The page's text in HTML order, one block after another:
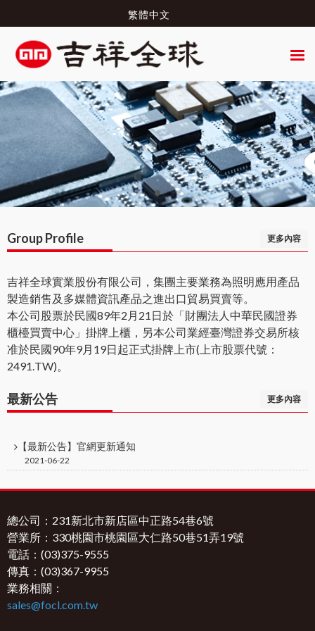
繁體中文
Group Profile 更多內容
吉祥全球實業股份有限公司，集團主要業務為照明應用產品
製造銷售及多媒體資訊產品之進出口貿易買賣等。
本公司股票於民國89年2月21日於「財團法人中華民國證券
櫃檯買賣中心」掛牌上櫃，另本公司業經臺灣證券交易所核
准於民國90年9月19日起正式掛牌上市(上市股票代號：
2491.TW)。
最新公告 更多內容
【最新公告】官網更新通知
2021-06-22
總公司：231新北市新店區中正路54巷6號
營業所：330桃園市桃園區大仁路50巷51弄19號
電話：(03)375-9555
傳真：(03)367-9955
業務相關：
sales@focl.com.tw